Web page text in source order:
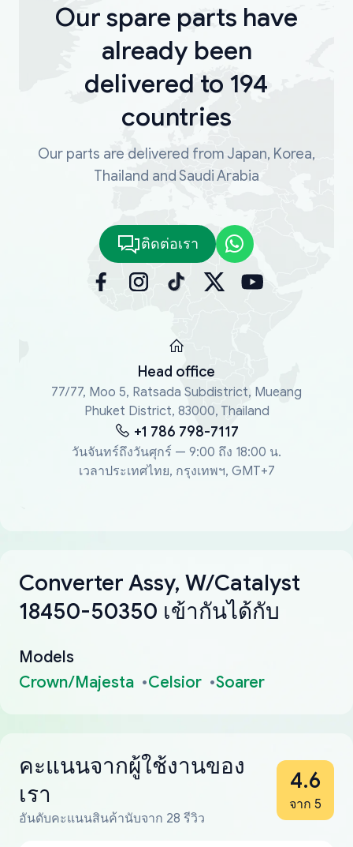
Our spare parts have
already been
delivered to 194
countries
Our parts are delivered from Japan, Korea,
Thailand and Saudi Arabia
ติดต่อเรา
Head office
77/77, Moo 5, Ratsada Subdistrict, Mueang
Phuket District, 83000, Thailand
+1 786 798-7117
วันจันทร์ถึงวันศุกร์ — 9:00 ถึง 18:00 น.
เวลาประเทศไทย, กรุงเทพฯ, GMT+7
Converter Assy, W/Catalyst
18450-50350 เข้ากันได้กับ
Models
Crown/Majesta
Celsior Soarer
คะแนนจากผู้ใช้งานของ
เรา
อันดับคะแนนสินค้านับจาก 28 รีวิว
4.6
จาก 5